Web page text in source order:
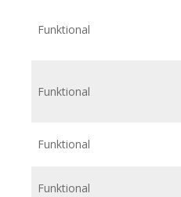
Funktional
Funktional
Funktional
Funktional